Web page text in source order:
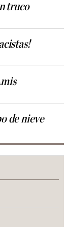
truco
de nieve